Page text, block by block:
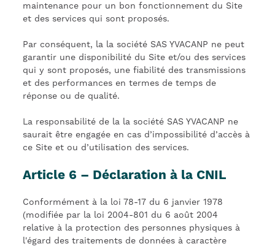
maintenance pour un bon fonctionnement du Site
et des services qui sont proposés.
Par conséquent, la la société SAS YVACANP ne peut
garantir une disponibilité du Site et/ou des services
qui y sont proposés, une fiabilité des transmissions
et des performances en termes de temps de
réponse ou de qualité.
La responsabilité de la la société SAS YVACANP ne
saurait être engagée en cas d’impossibilité d’accès à
ce Site et ou d’utilisation des services.
Article 6 – Déclaration à la CNIL
Conformément à la loi 78-17 du 6 janvier 1978
(modifiée par la loi 2004-801 du 6 août 2004
relative à la protection des personnes physiques à
l'égard des traitements de données à caractère